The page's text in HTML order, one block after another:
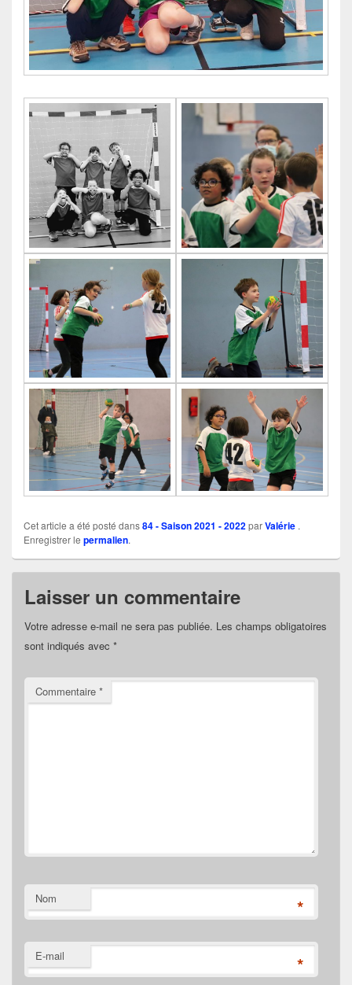
Cet article a été posté dans84 - Saison 2021 - 2022parValérie .
Enregistrer le permalien.
Laisser un commentaire
Votre adresse e-mail ne sera pas publiée. Les champs obligatoires
sont indiqués avec *
Commentaire *
Nom *
E-mail *